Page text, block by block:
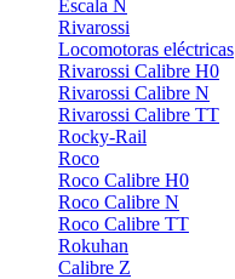
Escala N
Rivarossi
Locomotoras eléctricas
Rivarossi Calibre H0
Rivarossi Calibre N
Rivarossi Calibre TT
Rocky-Rail
Roco
Roco Calibre H0
Roco Calibre N
Roco Calibre TT
Rokuhan
Calibre Z